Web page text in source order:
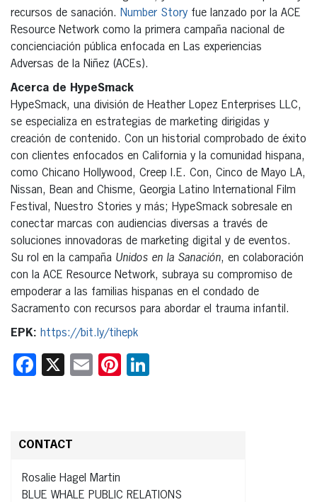
recursos de sanación. Number Story fue lanzado por la ACE
Resource Network como la primera campaña nacional de
concienciación pública enfocada en Las experiencias
Adversas de la Niñez (ACEs).
Acerca de HypeSmack
HypeSmack, una división de Heather Lopez Enterprises LLC,
se especializa en estrategias de marketing dirigidas y
creación de contenido. Con un historial comprobado de éxito
con clientes enfocados en California y la comunidad hispana,
como Chicano Hollywood, Creep I.E. Con, Cinco de Mayo LA,
Nissan, Bean and Chisme, Georgia Latino International Film
Festival, Nuestro Stories y más; HypeSmack sobresale en
conectar marcas con audiencias diversas a través de
soluciones innovadoras de marketing digital y de eventos.
Su rol en la campaña Unidos en la Sanación, en colaboración
con la ACE Resource Network, subraya su compromiso de
empoderar a las familias hispanas en el condado de
Sacramento con recursos para abordar el trauma infantil.
EPK: https://bit.ly/tihepk
Facebook
X EmailPinterest
CONTACT
Rosalie Hagel Martin
BLUE WHALE PUBLIC RELATIONS